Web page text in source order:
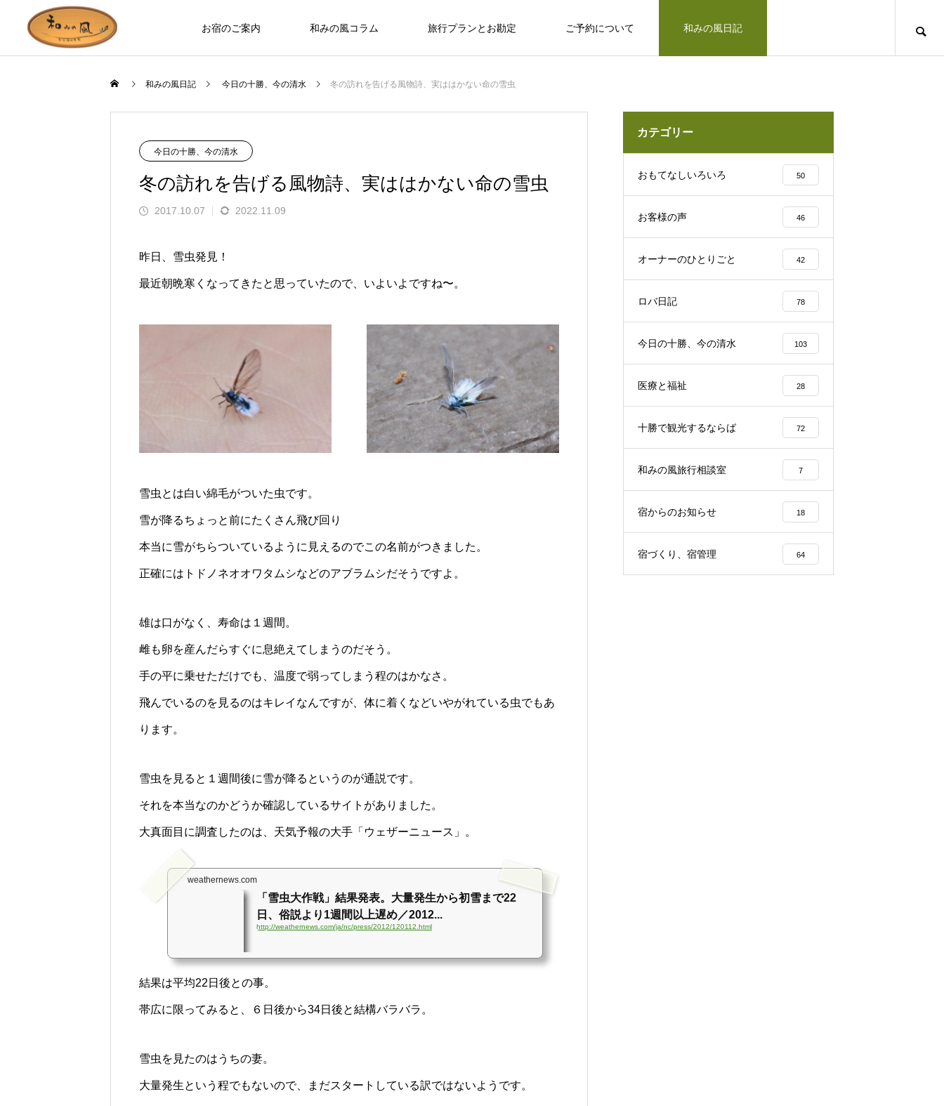
お宿のご案内 和みの風コラム 旅行プランとお勘定 ご予約について 和みの風日記
和みの風への道のりとご連絡方法はこ
「リトリートできた気がします」とお客様の
声、その理由は…？
も園 ぽっけ」って何？
凛とした空気の佇まい、帯広神社と花手
水2025
った寄り道がおすすめ
北海道上士幌町こども園 ほろんが保育
園留学で注目される理由とは？
和みの風日記 今日の十勝、今の清水 冬の訪れを告げる風物詩、実ははかない命の雪虫
今日の十勝、今の清水
冬の訪れを告げる風物詩、実ははかない命の雪虫
2017.10.07 2022.11.09
昨日、雪虫発見！
最近朝晩寒くなってきたと思っていたので、いよいよですね〜。
雪虫とは白い綿毛がついた虫です。
雪が降るちょっと前にたくさん飛び回り
本当に雪がちらついているように見えるのでこの名前がつきました。
正確にはトドノネオオワタムシなどのアブラムシだそうですよ。
雄は口がなく、寿命は１週間。
雌も卵を産んだらすぐに息絶えてしまうのだそう。
手の平に乗せただけでも、温度で弱ってしまう程のはかなさ。
飛んでいるのを見るのはキレイなんですが、体に着くなどいやがれている虫でもあ
ります。
雪虫を見ると１週間後に雪が降るというのが通説です。
それを本当なのかどうか確認しているサイトがありました。
大真面目に調査したのは、天気予報の大手「ウェザーニュース」。
weathernews.com
「雪虫大作戦」結果発表。大量発生から初雪まで22
日、俗説より1週間以上遅め／2012...
http://weathernews.com/ja/nc/press/2012/120112.html
結果は平均22日後との事。
帯広に限ってみると、６日後から34日後と結構バラバラ。
雪虫を見たのはうちの妻。
大量発生という程でもないので、まだスタートしている訳ではないようです。
カテゴリー
おもてなしいろいろ 50
お客様の声 46
オーナーのひとりごと 42
ロバ日記 78
今日の十勝、今の清水 103
医療と福祉 28
十勝で観光するならば 72
和みの風旅行相談室 7
宿からのお知らせ 18
宿づくり、宿管理 64